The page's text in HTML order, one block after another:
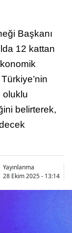
Başkanı
12 kattan
oluklu
belirterek,
Yayınlanma
28 Ekim 2025 - 13:14